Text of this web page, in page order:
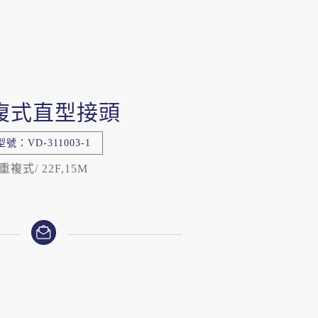
式直型接頭
號：VD-311003-1
複式/ 22F,15M